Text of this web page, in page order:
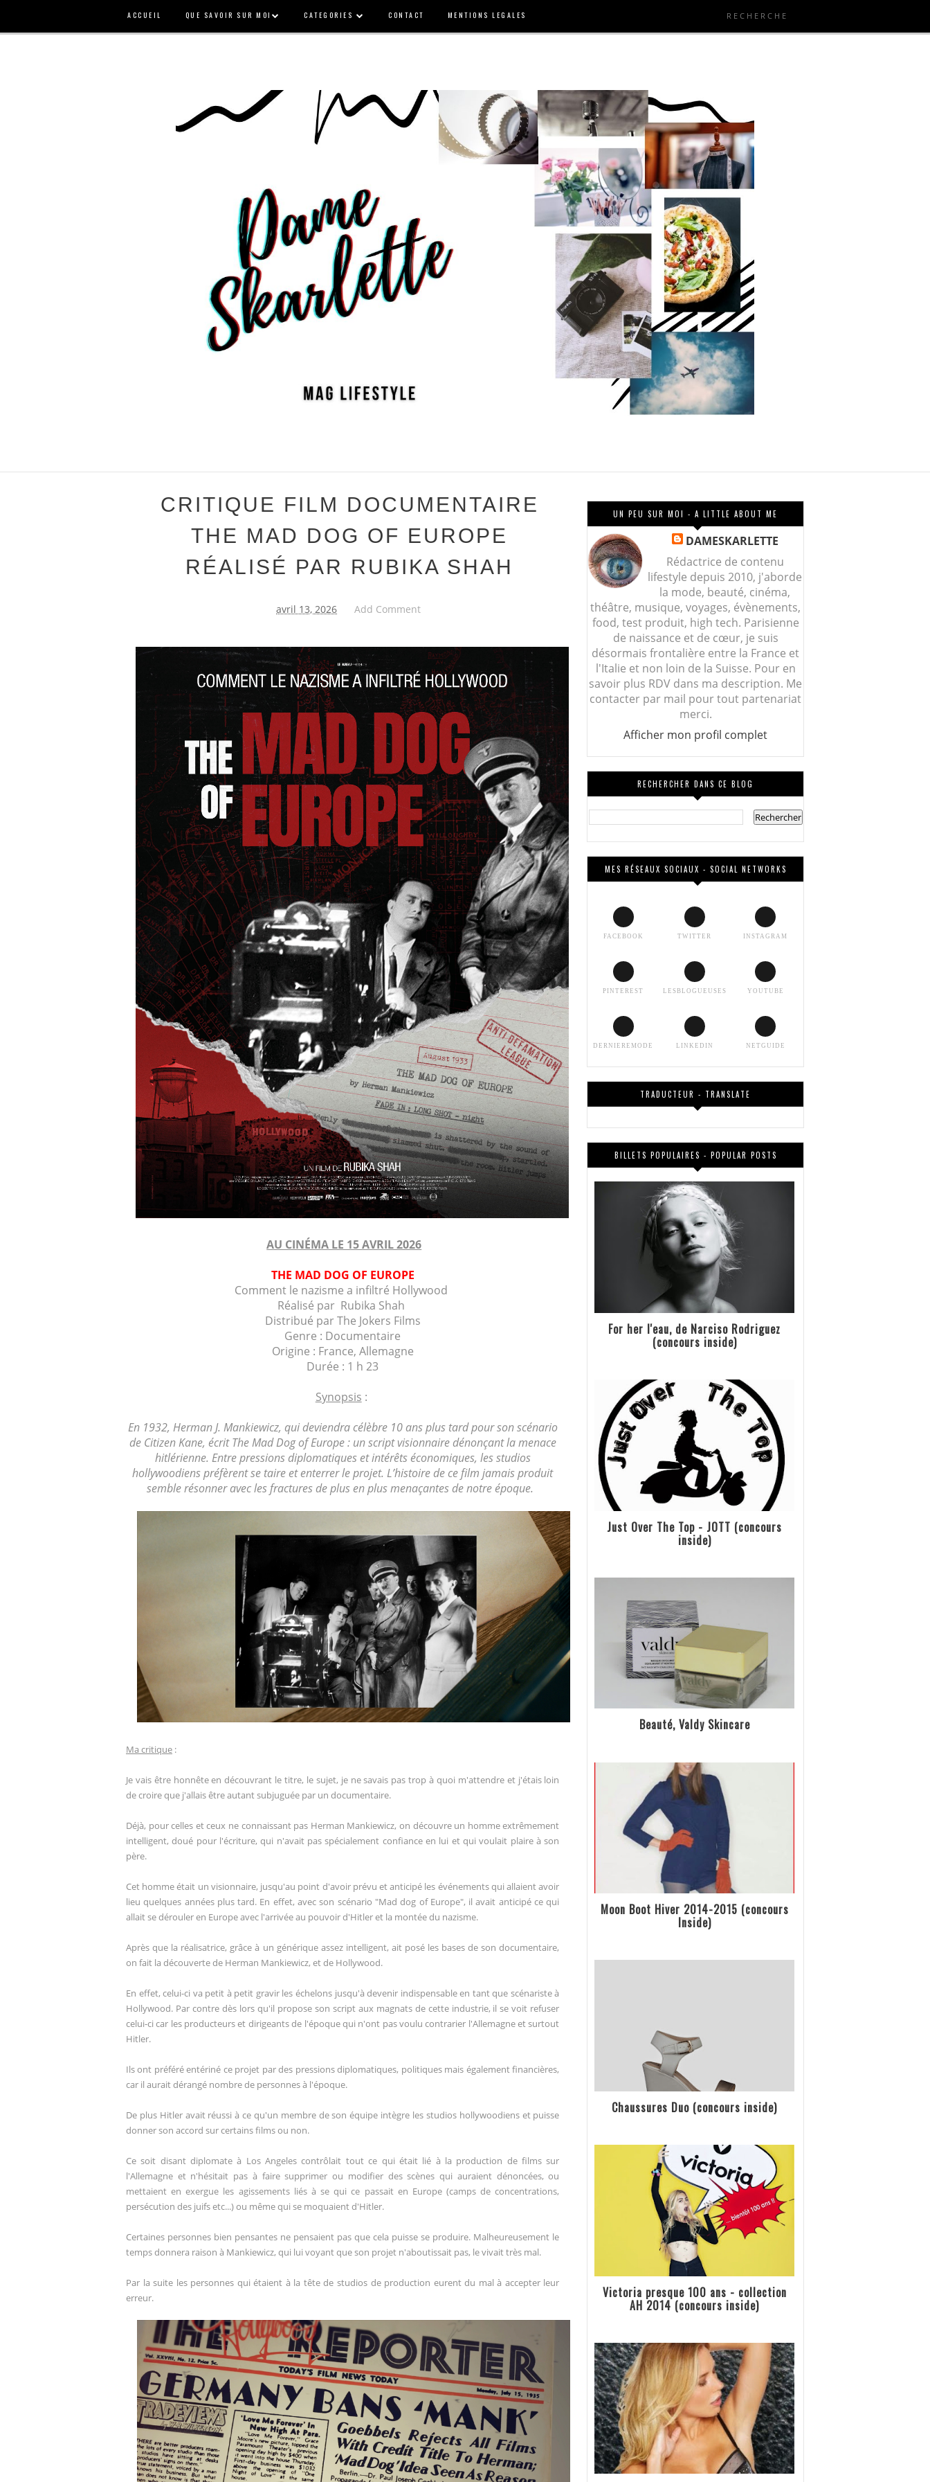
ACCUEIL QUE SAVOIR SUR MOI CATEGORIES CONTACT MENTIONS LEGALES
CRITIQUE FILM DOCUMENTAIRE
THE MAD DOG OF EUROPE
RÉALISÉ PAR RUBIKA SHAH
avril 13, 2026 Add Comment
AU CINÉMA LE 15 AVRIL 2026
THE MAD DOG OF EUROPE
Comment le nazisme a infiltré Hollywood
Réalisé par Rubika Shah
Distribué par The Jokers Films
Genre : Documentaire
Origine : France, Allemagne
Durée : 1 h 23
Synopsis :
En 1932, Herman J. Mankiewicz, qui deviendra célèbre 10 ans plus tard pour son scénario
de Citizen Kane, écrit The Mad Dog of Europe : un script visionnaire dénonçant la menace
hitlérienne. Entre pressions diplomatiques et intérêts économiques, les studios
hollywoodiens préfèrent se taire et enterrer le projet. L’histoire de ce film jamais produit
semble résonner avec les fractures de plus en plus menaçantes de notre époque.
Ma critique :
Je vais être honnête en découvrant le titre, le sujet, je ne savais pas trop à quoi m'attendre et j'étais loin
de croire que j'allais être autant subjuguée par un documentaire.
Déjà, pour celles et ceux ne connaissant pas Herman Mankiewicz, on découvre un homme extrêmement
intelligent, doué pour l'écriture, qui n'avait pas spécialement confiance en lui et qui voulait plaire à son
père.
Cet homme était un visionnaire, jusqu'au point d'avoir prévu et anticipé les événements qui allaient avoir
lieu quelques années plus tard. En effet, avec son scénario "Mad dog of Europe", il avait anticipé ce qui
allait se dérouler en Europe avec l'arrivée au pouvoir d'Hitler et la montée du nazisme.
Après que la réalisatrice, grâce à un générique assez intelligent, ait posé les bases de son documentaire,
on fait la découverte de Herman Mankiewicz, et de Hollywood.
En effet, celui-ci va petit à petit gravir les échelons jusqu'à devenir indispensable en tant que scénariste à
Hollywood. Par contre dès lors qu'il propose son script aux magnats de cette industrie, il se voit refuser
celui-ci car les producteurs et dirigeants de l'époque qui n'ont pas voulu contrarier l'Allemagne et surtout
Hitler.
Ils ont préféré entériné ce projet par des pressions diplomatiques, politiques mais également financières,
car il aurait dérangé nombre de personnes à l'époque.
De plus Hitler avait réussi à ce qu'un membre de son équipe intègre les studios hollywoodiens et puisse
donner son accord sur certains films ou non.
Ce soit disant diplomate à Los Angeles contrôlait tout ce qui était lié à la production de films sur
l'Allemagne et n'hésitait pas à faire supprimer ou modifier des scènes qui auraient dénoncées, ou
mettaient en exergue les agissements liés à se qui ce passait en Europe (camps de concentrations,
persécution des juifs etc...) ou même qui se moquaient d'Hitler.
Certaines personnes bien pensantes ne pensaient pas que cela puisse se produire. Malheureusement le
temps donnera raison à Mankiewicz, qui lui voyant que son projet n'aboutissait pas, le vivait très mal.
Par la suite les personnes qui étaient à la tête de studios de production eurent du mal à accepter leur
erreur.
UN PEU SUR MOI - A LITTLE ABOUT ME
DAMESKARLETTE
Rédactrice de contenu
lifestyle depuis 2010, j'aborde
la mode, beauté, cinéma,
théâtre, musique, voyages, évènements,
food, test produit, high tech. Parisienne
de naissance et de cœur, je suis
désormais frontalière entre la France et
l'Italie et non loin de la Suisse. Pour en
savoir plus RDV dans ma description. Me
contacter par mail pour tout partenariat
merci.
Afficher mon profil complet
RECHERCHER DANS CE BLOG
MES RÉSEAUX SOCIAUX - SOCIAL NETWORKS
FACEBOOK TWITTER INSTAGRAM
PINTEREST LESBLOGUEUSES YOUTUBE
DERNIEREMODE LINKEDIN NETGUIDE
TRADUCTEUR - TRANSLATE
BILLETS POPULAIRES - POPULAR POSTS
For her l'eau, de Narciso Rodriguez
(concours inside)
Just Over The Top - JOTT (concours
inside)
Beauté, Valdy Skincare
Moon Boot Hiver 2014-2015 (concours
Inside)
Chaussures Duo (concours inside)
Victoria presque 100 ans - collection
AH 2014 (concours inside)